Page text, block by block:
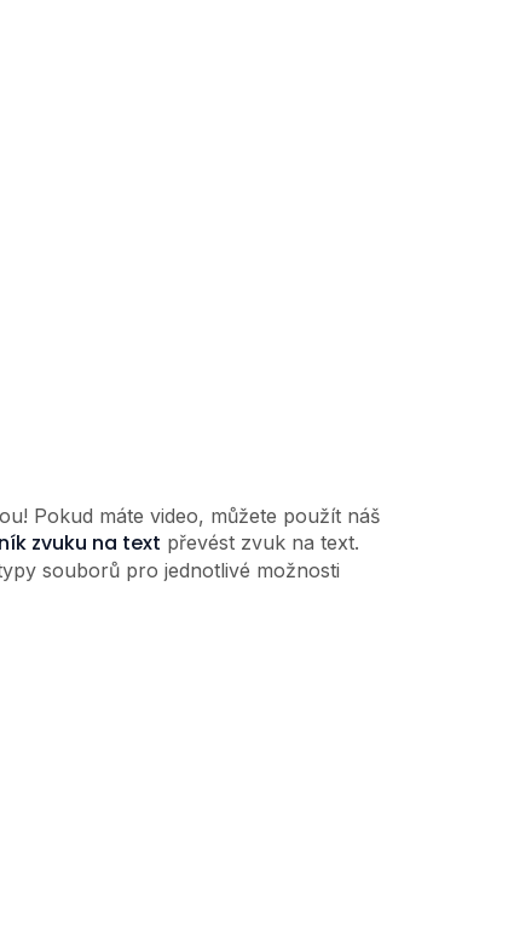
Pokud máte video, můžete použít náš
zvuku na text převést zvuk na text.
souborů pro jednotlivé možnosti